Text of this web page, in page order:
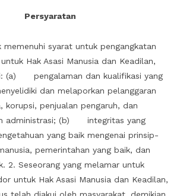
Persyaratan
memenuhi syarat untuk pengangkatan
Hak Asasi Manusia dan Keadilan,
(a) pengalaman dan kualifikasi yang
dan melaporkan pelanggaran
korupsi, penjualan pengaruh, dan
administrasi; (b) integritas yang
yang baik mengenai prinsip-
pemerintahan yang baik, dan
2. Seseorang yang melamar untuk
untuk Hak Asasi Manusia dan Keadilan,